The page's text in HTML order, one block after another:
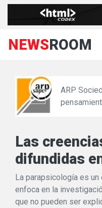
NEWSROOM
ARP Sociedad para
pensamiento crítico
Las
difundidas
La parapsicología es
enfoca en la
que no pueden ser